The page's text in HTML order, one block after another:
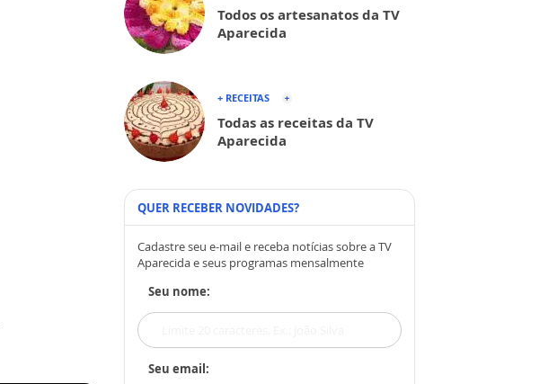
Todos os artesanatos da TV
Aparecida
+ RECEITAS
Todas as receitas da TV
Aparecida
QUER RECEBER NOVIDADES?
Cadastre seu e-mail e receba notícias sobre a TV
Aparecida e seus programas mensalmente
Seu nome:
Seu email: